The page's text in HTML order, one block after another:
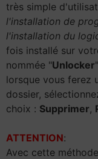
très simple
l'installation de
l'installation du
fois installé sur
nommée "Unlocker
lorsque vous ferez
dossier,
choix : Supprimer,
ATTENTION:
Avec cette